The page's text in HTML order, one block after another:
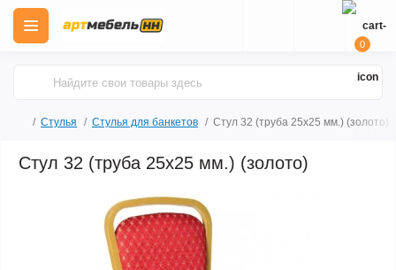
0
Стулья Стулья для банкетов Стул 32 (труба 25х25 мм.) (золото)
Стул 32 (труба 25х25 мм.) (золото)